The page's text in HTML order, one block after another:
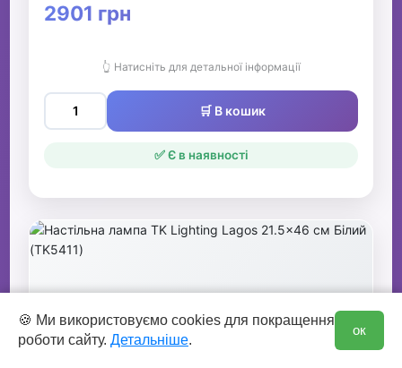
2901 грн
👆 Натисніть для детальної інформації
🛒 В кошик
✅ Є в наявності
🍪 Ми використовуємо cookies для покращення
роботи сайту. Детальніше.
ок
0